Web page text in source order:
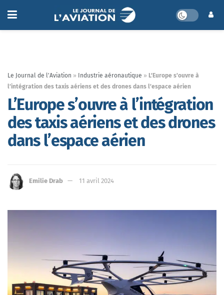
Le Journal de l'Aviation » Industrie aéronautique » L’Europe s’ouvre à
l’intégration des taxis aériens et des drones dans l’espace aérien
L’Europe s’ouvre à l’intégration
des taxis aériens et des drones
dans l’espace aérien
Emilie Drab 11 avril 2024